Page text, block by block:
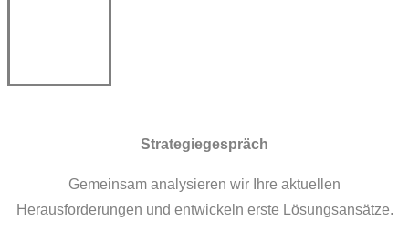
Strategiegespräch
Gemeinsam analysieren wir Ihre aktuellen
Herausforderungen und entwickeln erste Lösungsansätze.